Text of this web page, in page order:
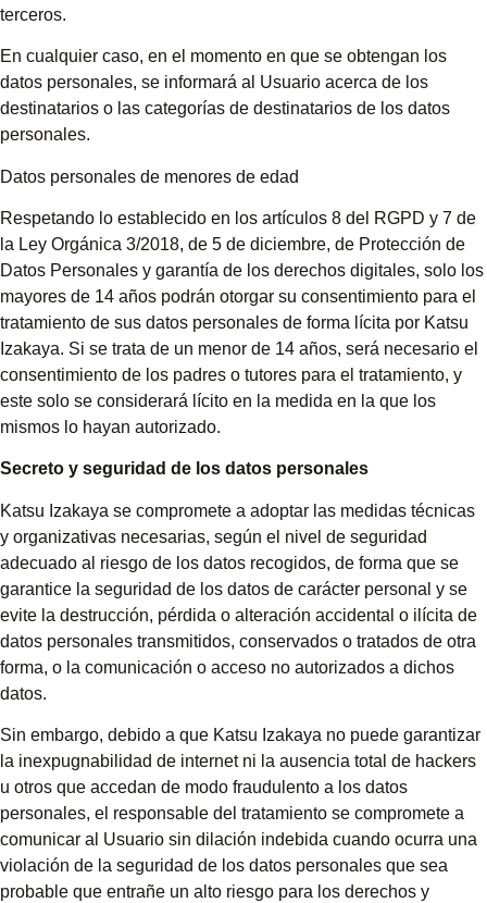
terceros.
En cualquier caso, en el momento en que se obtengan los
datos personales, se informará al Usuario acerca de los
destinatarios o las categorías de destinatarios de los datos
personales.
Datos personales de menores de edad
Respetando lo establecido en los artículos 8 del RGPD y 7 de
la Ley Orgánica 3/2018, de 5 de diciembre, de Protección de
Datos Personales y garantía de los derechos digitales, solo los
mayores de 14 años podrán otorgar su consentimiento para el
tratamiento de sus datos personales de forma lícita por Katsu
Izakaya. Si se trata de un menor de 14 años, será necesario el
consentimiento de los padres o tutores para el tratamiento, y
este solo se considerará lícito en la medida en la que los
mismos lo hayan autorizado.
Secreto y seguridad de los datos personales
Katsu Izakaya se compromete a adoptar las medidas técnicas
y organizativas necesarias, según el nivel de seguridad
adecuado al riesgo de los datos recogidos, de forma que se
garantice la seguridad de los datos de carácter personal y se
evite la destrucción, pérdida o alteración accidental o ilícita de
datos personales transmitidos, conservados o tratados de otra
forma, o la comunicación o acceso no autorizados a dichos
datos.
Sin embargo, debido a que Katsu Izakaya no puede garantizar
la inexpugnabilidad de internet ni la ausencia total de hackers
u otros que accedan de modo fraudulento a los datos
personales, el responsable del tratamiento se compromete a
comunicar al Usuario sin dilación indebida cuando ocurra una
violación de la seguridad de los datos personales que sea
probable que entrañe un alto riesgo para los derechos y